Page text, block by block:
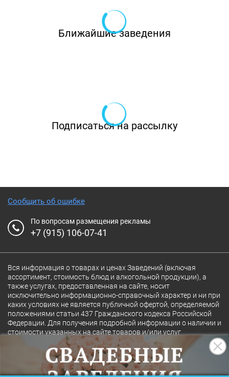
Ближайшие заведения
Подписаться на рассылку
Сообщить об ошибке
По вопросам размещения рекламы
+7 (915) 106-07-41
Вся информация о товарах и ценах Заведений (включая
ассортимент, стоимость блюд и алкогольной продукции), а
также услугах, предоставленная на сайте, носит
исключительно информационно-справочный характер и ни при
каких условиях не является публичной офертой, определяемой
положениями статьи 437 Гражданского кодекса Российской
Федерации. Для получения подробной информации о наличии и
стоимости указанных на сайте товаров и/или услуг
конкретного Заведения обращайтесь непосредственно в
Полная версия сайта